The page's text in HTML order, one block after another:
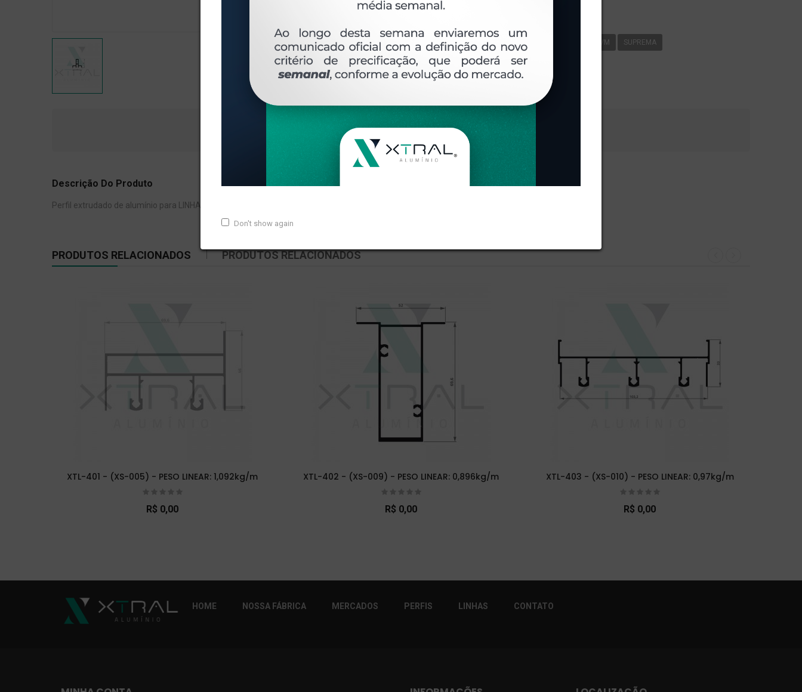
Don't show again
Etiquetas: 445- PESO LINEAR - 0 349 KG/M SU-271 349KG/M SUPREMA
DESCRIÇÃO COMENTÁRIOS (0)
Descrição Do Produto
Perfil extrudado de alumínio para LINHA XTRAL S, com peso linear de 0,349kg/m.
PRODUTOS RELACIONADOS PRODUTOS RELACIONADOS
XTL-401 - (XS-005) - PESO LINEAR: 1,092kg/m
R$ 0,00
XTL-402 - (XS-009) - PESO LINEAR: 0,896kg/m
R$ 0,00
XTL-403 - (XS-010) - PESO LINEAR: 0,97kg/m
R$ 0,00
HOME NOSSA FÁBRICA MERCADOS PERFIS LINHAS CONTATO